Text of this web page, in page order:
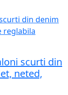
scurti din
neted,